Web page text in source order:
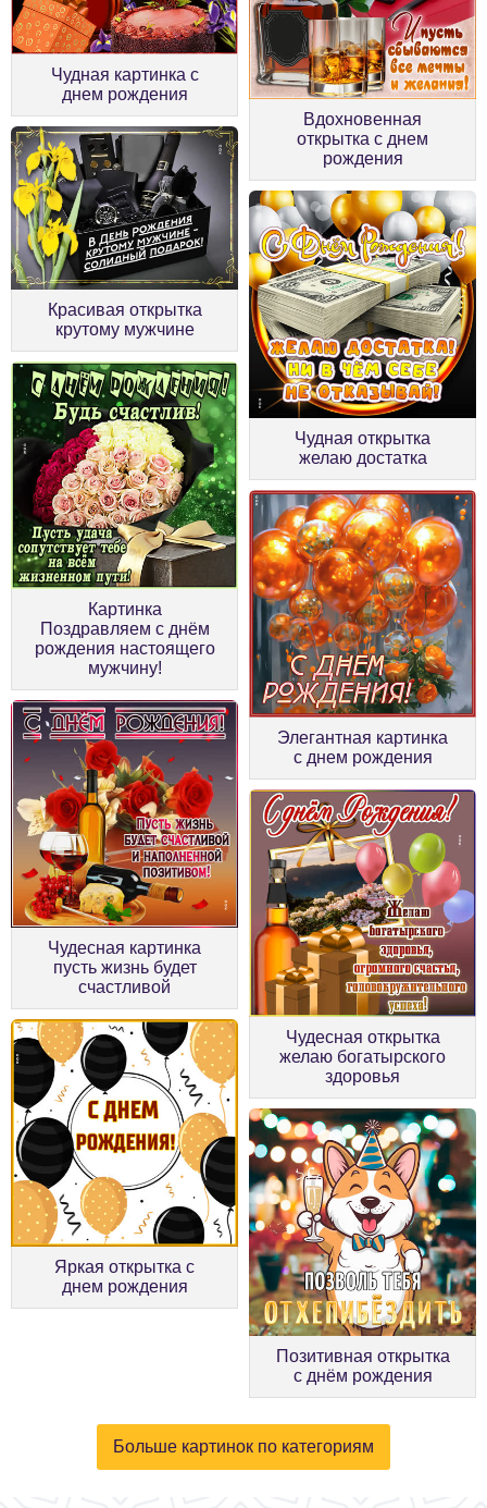
Чудная картинка с
днем рождения
Вдохновенная
открытка с днем
рождения
Красивая открытка
крутому мужчине
Чудная открытка
желаю достатка
Картинка
Поздравляем с днём
рождения настоящего
мужчину!
Элегантная картинка
с днем рождения
Чудесная картинка
пусть жизнь будет
счастливой
Чудесная открытка
желаю богатырского
здоровья
Яркая открытка с
днем рождения
Позитивная открытка
с днём рождения
Больше картинок по категориям